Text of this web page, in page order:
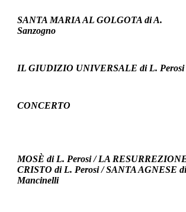
SANTA MARIA AL GOLGOTA di A.
Sanzogno
IL GIUDIZIO UNIVERSALE di L. Perosi
CONCERTO
MOSÈ di L. Perosi / LA
CRISTO di L. Perosi / SANTA AGNESE
Mancinelli